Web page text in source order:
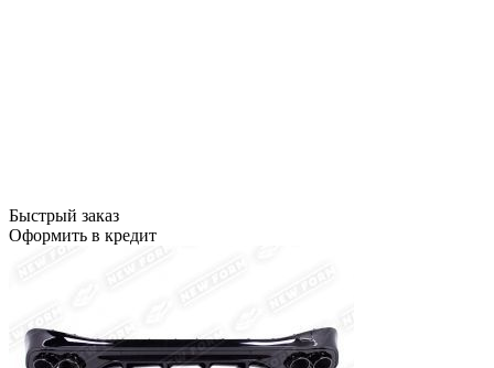
Быстрый заказ
Оформить в кредит